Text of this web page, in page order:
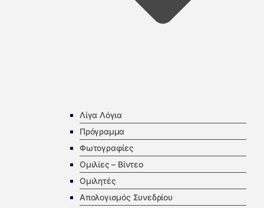
Λίγα Λόγια
Πρόγραμμα
Φωτογραφίες
Ομιλίες – Βίντεο
Ομιλητές
Απολογισμός Συνεδρίου